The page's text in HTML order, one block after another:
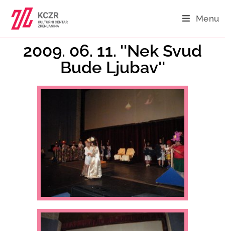
Menu
2009. 06. 11. ''Nek Svud
Bude Ljubav''